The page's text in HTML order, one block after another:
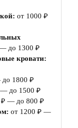
от 1000 ₽
до 1300 ₽
кровати:
1800 ₽
до 1500 ₽
₽ — до 800 ₽
от 1200 ₽ —